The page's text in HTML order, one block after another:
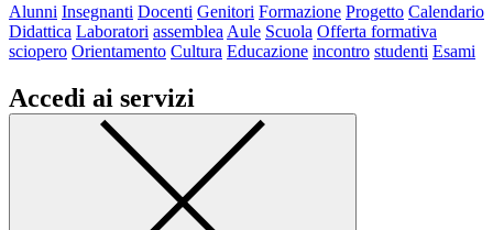
Alunni Insegnanti Docenti Genitori Formazione Progetto Calendario
Didattica Laboratori assemblea Aule Scuola Offerta formativa
sciopero Orientamento Cultura Educazione incontro studenti Esami
Accedi ai servizi